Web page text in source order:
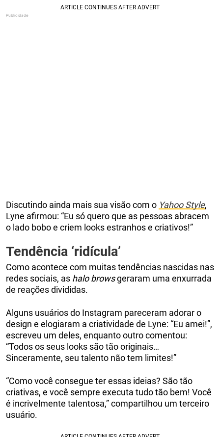
Discutindo ainda mais sua visão com o Yahoo Style,
Lyne afirmou: “Eu só quero que as pessoas abracem
o lado bobo e criem looks estranhos e criativos!”
Tendência ‘ridícula’
Como acontece com muitas tendências nascidas nas
redes sociais, as halo browsgeraram uma enxurrada
de reações divididas.
Alguns usuários do Instagram pareceram adorar o
design e elogiaram a criatividade de Lyne: “Eu amei!”,
escreveu um deles, enquanto outro comentou:
“Todos os seus looks são tão originais…
Sinceramente, seu talento não tem limites!”
“Como você consegue ter essas ideias? São tão
criativas, e você sempre executa tudo tão bem! Você
é incrivelmente talentosa,” compartilhou um terceiro
usuário.